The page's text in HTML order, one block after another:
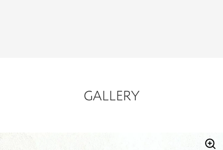
GALLERY